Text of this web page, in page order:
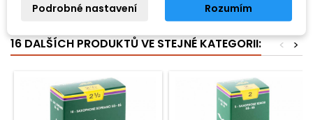
plátky “Jazz“ pro baryton saxofon, tvrd. 3 – krabička=5ks
16 DALŠÍCH PRODUKTŮ VE STEJNÉ KATEGORII: >
<
Podrobné nastavení Rozumím